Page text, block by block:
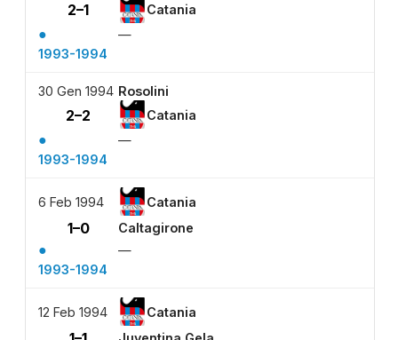
2–1 Catania
●
—
1993-1994
30 Gen 1994 Rosolini
2–2 Catania
●
—
1993-1994
6 Feb 1994 Catania
1–0 Caltagirone
●
—
1993-1994
12 Feb 1994 Catania